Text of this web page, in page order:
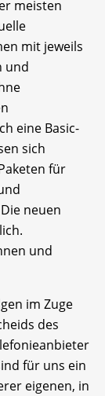
meisten
mit jeweils
und
eine Basic-
sich
für
neuen
und
im Zuge
des
für uns ein
eigenen, in